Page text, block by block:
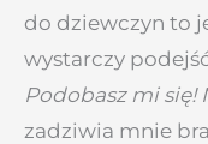
do dziewczyn to
wystarczy
Podobasz mi się!
zadziwia mnie